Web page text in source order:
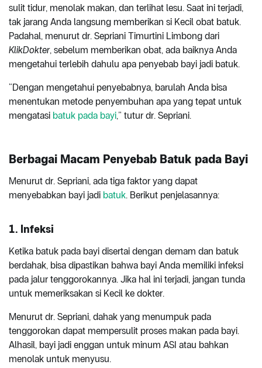
sulit tidur, menolak makan, dan terlihat lesu. Saat ini terjadi,
tak jarang Anda langsung memberikan si Kecil obat batuk.
Padahal, menurut dr. Sepriani Timurtini Limbong dari
KlikDokter, sebelum memberikan obat, ada baiknya Anda
mengetahui terlebih dahulu apa penyebab bayi jadi batuk.
“Dengan mengetahui penyebabnya, barulah Anda bisa
menentukan metode penyembuhan apa yang tepat untuk
mengatasi batuk pada bayi,” tutur dr. Sepriani.
Berbagai Macam Penyebab Batuk pada Bayi
Menurut dr. Sepriani, ada tiga faktor yang dapat
menyebabkan bayi jadi batuk. Berikut penjelasannya:
1. Infeksi
Ketika batuk pada bayi disertai dengan demam dan batuk
berdahak, bisa dipastikan bahwa bayi Anda memiliki infeksi
pada jalur tenggorokannya. Jika hal ini terjadi, jangan tunda
untuk memeriksakan si Kecil ke dokter.
Menurut dr. Sepriani, dahak yang menumpuk pada
tenggorokan dapat mempersulit proses makan pada bayi.
Alhasil, bayi jadi enggan untuk minum ASI atau bahkan
menolak untuk menyusu.